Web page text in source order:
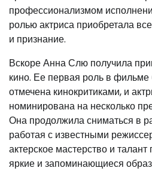
профессионализмом
ролью актриса приобретала
и признание.
Вскоре Анна Слю получила
кино. Ее первая роль в
отмечена кинокритиками, и
номинирована на несколько
Она продолжила сниматься в
работая с известными
актерское мастерство и
яркие и запоминающиеся